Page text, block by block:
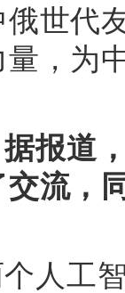
世代
，为
报道
流，
人工